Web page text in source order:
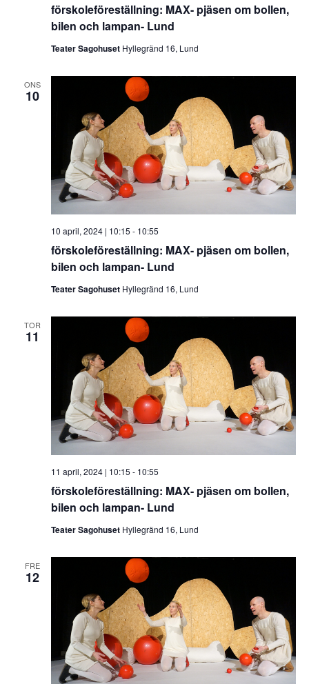
förskoleföreställning: MAX- pjäsen om bollen,
bilen och lampan- Lund
Teater Sagohuset Hyllegränd 16, Lund
ONS
10
förskoleföreställning: MAX- pjäsen om bollen,
bilen och lampan- Lund
10 april, 2024 | 10:15 - 10:55
Teater Sagohuset Hyllegränd 16, Lund
TOR
11
förskoleföreställning: MAX- pjäsen om bollen,
bilen och lampan- Lund
11 april, 2024 | 10:15 - 10:55
Teater Sagohuset Hyllegränd 16, Lund
FRE
12